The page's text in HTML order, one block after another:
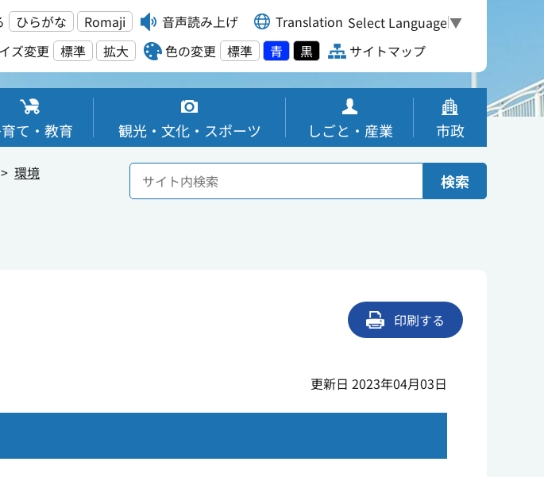
ひらがな Romaji 音声読み上げ Translation Select Language▼
ズ変更
標準 拡大 色の変更 標準 青 黒 サイトマップ
て・教育 観光・文化・スポーツ しごと・産業 市政
環境
検索
印刷する
更新日 2023年04月03日